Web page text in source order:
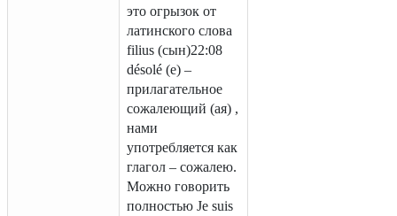
это огрызок от
латинского слова
filius (сын)22:08
désolé (e) –
прилагательное
сожалеющий (ая) ,
нами
употребляется как
глагол – сожалею.
Можно говорить
полностью Je suis